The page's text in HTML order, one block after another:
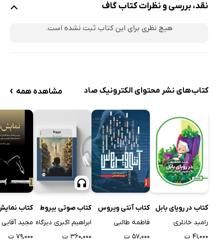
نقد، بررسی و نظرات کتاب گاف
هیچ نظری برای این کتاب ثبت نشده است.
کتاب‌های نشر محتوای الکترونیک صاد مشاهده همه ›
کتاب در رویای بابل
رامبد خانلری
۴۱,۰۰۰ ت
کتاب آنتی ویروس
فاطمه طالبی
۵۷,۰۰۰ ت
کتاب صوتی بیروط
ابراهیم اکبری دیزگاه
۳۶۰,۰۰۰ ت
کتاب
مجید آقایی
۷۹,۰۰۰ ت